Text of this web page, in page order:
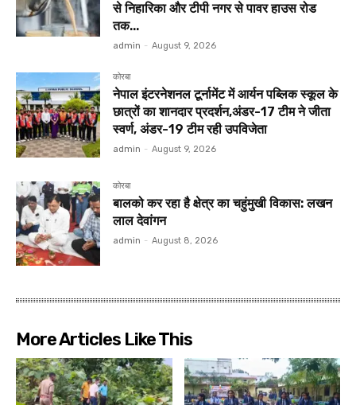
से निहारिका और टीपी नगर से पावर हाउस रोड
तक...
admin - August 9, 2026
कोरबा
नेपाल इंटरनेशनल टूर्नामेंट में आर्यन पब्लिक स्कूल के
छात्रों का शानदार प्रदर्शन,अंडर-17 टीम ने जीता
स्वर्ण, अंडर-19 टीम रही उपविजेता
admin - August 9, 2026
कोरबा
बालको कर रहा है क्षेत्र का चहुंमुखी विकास: लखन
लाल देवांगन
admin - August 8, 2026
More Articles Like This